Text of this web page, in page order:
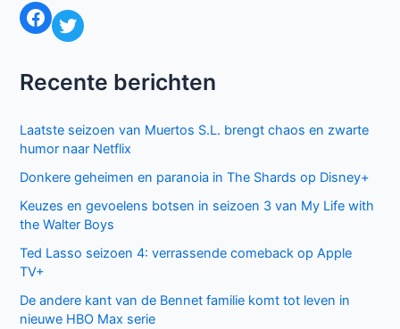
Facebook Twitter
Recente berichten
Laatste seizoen van Muertos S.L. brengt chaos en zwarte
humor naar Netflix
Donkere geheimen en paranoia in The Shards op Disney+
Keuzes en gevoelens botsen in seizoen 3 van My Life with
the Walter Boys
Ted Lasso seizoen 4: verrassende comeback op Apple
TV+
De andere kant van de Bennet familie komt tot leven in
nieuwe HBO Max serie